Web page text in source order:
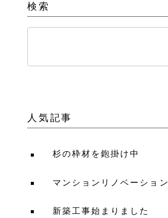
検索
人気記事
杉の枠材を鉋掛け中
マンションリノベーション
新築工事始まりました